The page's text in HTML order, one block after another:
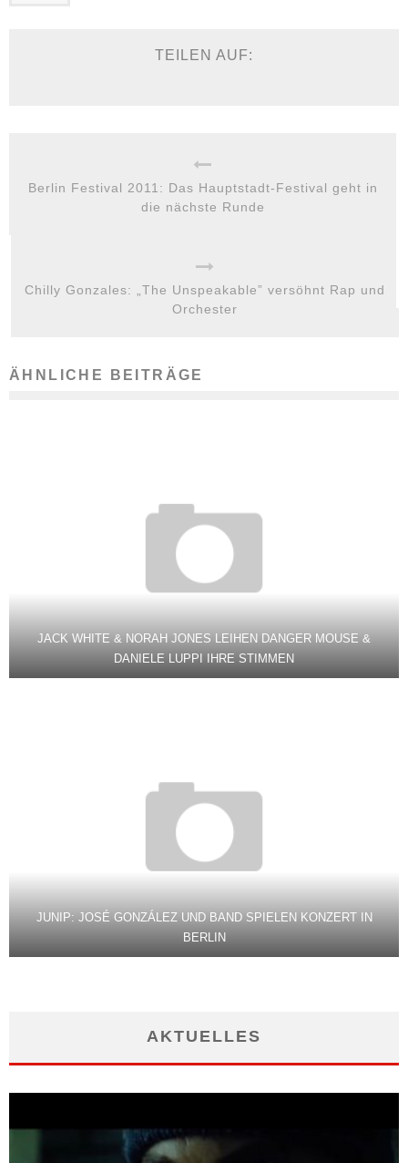
TEILEN AUF:
Berlin Festival 2011: Das Hauptstadt-Festival geht in
die nächste Runde
Chilly Gonzales: „The Unspeakable” versöhnt Rap und
Orchester
ÄHNLICHE BEITRÄGE
JACK WHITE & NORAH JONES LEIHEN DANGER MOUSE &
DANIELE LUPPI IHRE STIMMEN
JUNIP: JOSÉ GONZÁLEZ UND BAND SPIELEN KONZERT IN
BERLIN
AKTUELLES